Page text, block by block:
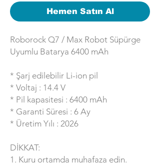
Hemen Satın Al
Roborock Q7 / Max Robot Süpürge
Uyumlu Batarya 6400 mAh
* Şarj edilebilir Li-ion pil
* Voltaj : 14.4 V
* Pil kapasitesi : 6400 mAh
* Garanti Süresi : 6 Ay
* Üretim Yılı : 2026
DİKKAT:
1. Kuru ortamda muhafaza edin.